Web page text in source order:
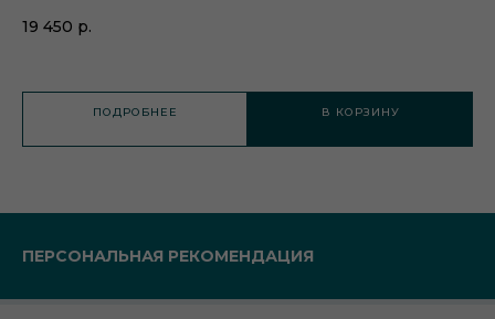
19 450 р.
ПОДРОБНЕЕ В КОРЗИНУ
ПЕРСОНАЛЬНАЯ РЕКОМЕНДАЦИЯ